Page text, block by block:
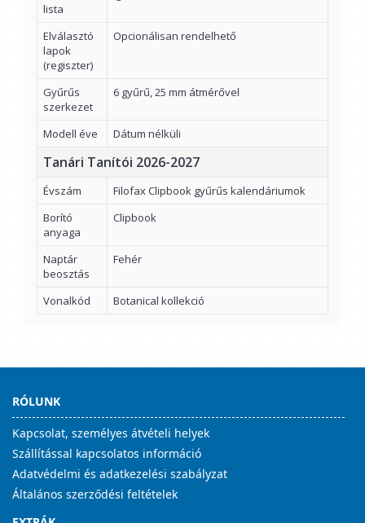
lista
Elválasztó
lapok
(regiszter)
Opcionálisan rendelhető
Gyűrűs
szerkezet
6 gyűrű, 25 mm átmérővel
Modell éve Dátum nélküli
Tanári Tanítói 2026-2027
Évszám
Filofax Clipbook gyűrűs kalendáriumok
Borító
anyaga
Clipbook
Naptár
beosztás
Fehér
Vonalkód Botanical kollekció
RÓLUNK
Kapcsolat, személyes átvételi helyek
Szállítással kapcsolatos információ
Adatvédelmi és adatkezelési szabályzat
Általános szerződési feltételek